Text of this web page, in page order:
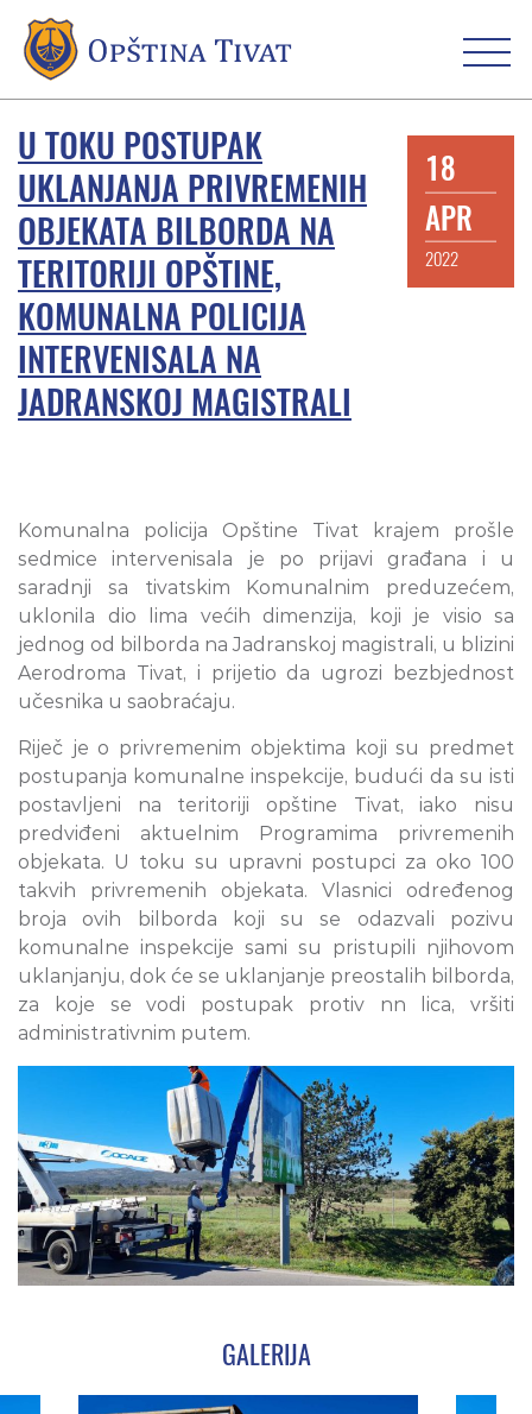
U TOKU POSTUPAK
UKLANJANJA PRIVREMENIH
OBJEKATA BILBORDA NA
TERITORIJI OPŠTINE,
KOMUNALNA POLICIJA
INTERVENISALA NA
JADRANSKOJ MAGISTRALI
18
APR
2022
Komunalna policija Opštine Tivat krajem prošle
sedmice intervenisala je po prijavi građana i u
saradnji sa tivatskim Komunalnim preduzećem,
uklonila dio lima većih dimenzija, koji je visio sa
jednog od bilborda na Jadranskoj magistrali, u blizini
Aerodroma Tivat, i prijetio da ugrozi bezbjednost
učesnika u saobraćaju.
Riječ je o privremenim objektima koji su predmet
postupanja komunalne inspekcije, budući da su isti
postavljeni na teritoriji opštine Tivat, iako nisu
predviđeni aktuelnim Programima privremenih
objekata. U toku su upravni postupci za oko 100
takvih privremenih objekata. Vlasnici određenog
broja ovih bilborda koji su se odazvali pozivu
komunalne inspekcije sami su pristupili njihovom
uklanjanju, dok će se uklanjanje preostalih bilborda,
za koje se vodi postupak protiv nn lica, vršiti
administrativnim putem.
GALERIJA